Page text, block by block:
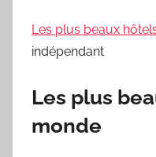
Les plus beaux
indépendant
Les plus
monde